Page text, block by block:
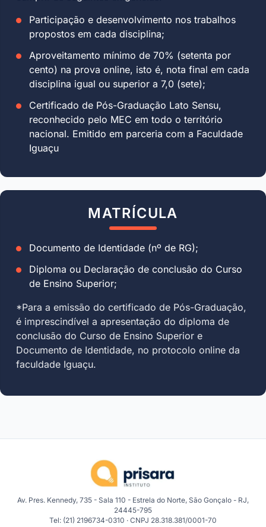
Participação e desenvolvimento nos trabalhos
propostos em cada disciplina;
Aproveitamento mínimo de 70% (setenta por
cento) na prova online, isto é, nota final em cada
disciplina igual ou superior a 7,0 (sete);
Certificado de Pós-Graduação Lato Sensu,
reconhecido pelo MEC em todo o território
nacional. Emitido em parceria com a Faculdade
Iguaçu
MATRÍCULA
Documento de Identidade (nº de RG);
Diploma ou Declaração de conclusão do Curso
de Ensino Superior;
*Para a emissão do certificado de Pós-Graduação,
é imprescindível a apresentação do diploma de
conclusão do Curso de Ensino Superior e
Documento de Identidade, no protocolo online da
faculdade Iguaçu.
Av. Pres. Kennedy, 735 - Sala 110 - Estrela do Norte, São Gonçalo - RJ,
24445-795
Tel: (21) 2196734-0310 · CNPJ 28.318.381/0001-70